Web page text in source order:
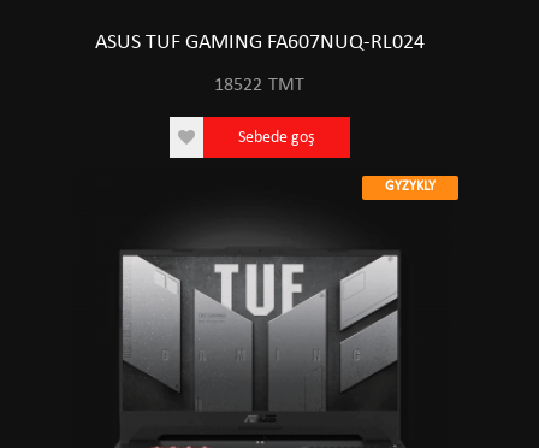
ASUS TUF GAMING FA607NUQ-RL024
18522 TMT
Sebede goş
GYZYKLY